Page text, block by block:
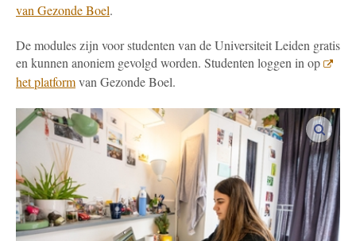
van Gezonde Boel.
De modules zijn voor studenten van de Universiteit Leiden gratis
en kunnen anoniem gevolgd worden. Studenten loggen in op
het platformvan Gezonde Boel.